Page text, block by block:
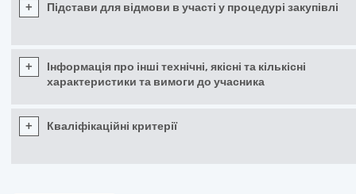
+ Підстави для відмови в участі у процедурі закупівлі
+
Інформація про інші технічні, якісні та кількісні
характеристики та вимоги до учасника
+ Кваліфікаційні критерії